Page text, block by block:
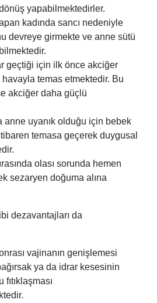
yapabilmektedirler.
kadında sancı nedeniyle
devreye girmekte ve anne sütü
geçtiği için ilk önce akciğer
havayla temas etmektedir. Bu
akciğer daha güçlü
anne uyanık olduğu için bebek
temasa geçerek duygusal
olası sorunda hemen
sezaryen doğuma alına
dezavantajları da
vajinanın genişlemesi
ya da idrar kesesinin